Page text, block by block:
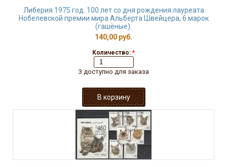
Либерия 1975 год. 100 лет со дня рождения лауреата
Нобелевской премии мира Альберта Швейцера, 6 марок
(гашёные).
140,00 руб.
Количество: *
3 доступно для заказа